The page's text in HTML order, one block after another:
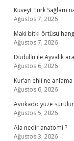
Kuveyt Türk Sağlam
Ağustos 7, 2026
Maki bitki örtüsü
Ağustos 7, 2026
Dudullu ile Ayvalık
Ağustos 6, 2026
Kur’an ehli ne
Ağustos 6, 2026
Avokado yüze
Ağustos 5, 2026
Ala nedir anatomi ?
Ağustos 3, 2026